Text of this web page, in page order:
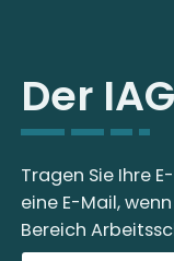
Der
Tragen Sie Ihre
eine E-Mail,
Bereich